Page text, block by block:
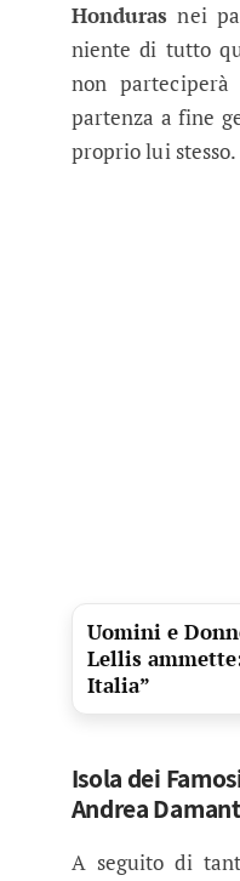
Honduras nei
niente di tutto
non
partenza a fine
proprio lui stesso.
Uomini e
Lellis
Italia”
Isola dei
Andrea
A seguito di